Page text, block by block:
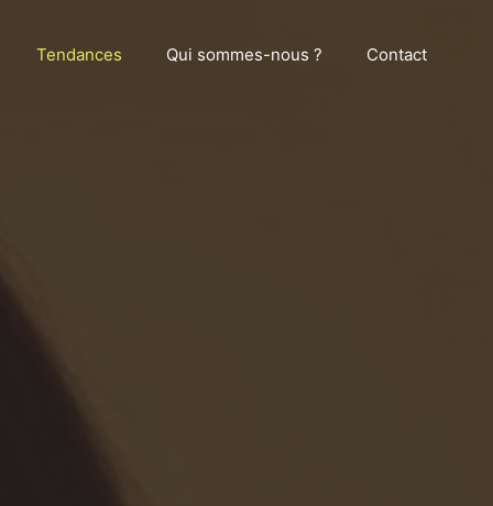
Tendances Qui sommes-nous ? Contact